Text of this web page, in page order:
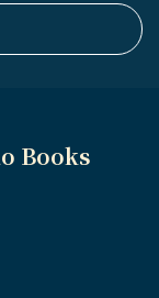
Books